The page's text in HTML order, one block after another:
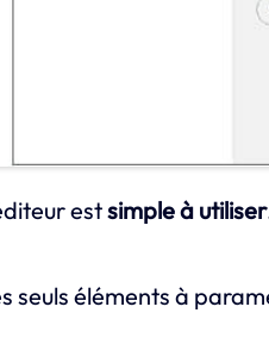
estsimple à utiliser
seuls éléments à